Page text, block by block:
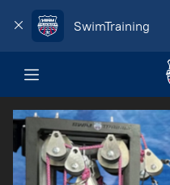
SwimTraining